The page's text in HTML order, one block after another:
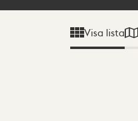
Visa lista